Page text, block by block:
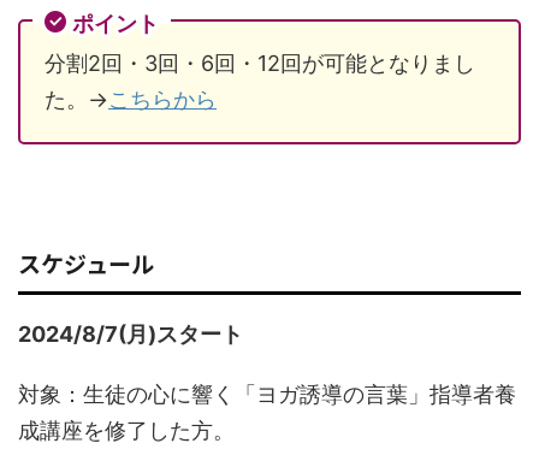
ポイント
分割2回・3回・6回・12回が可能となりまし
た。→こちらから
スケジュール
2024/8/7(月)スタート
対象：生徒の心に響く「ヨガ誘導の言葉」指導者養
成講座を修了した方。